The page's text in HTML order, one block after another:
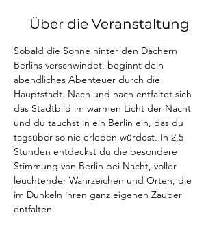
Über die Veranstaltung
Sobald die Sonne hinter den Dächern
Berlins verschwindet, beginnt dein
abendliches Abenteuer durch die
Hauptstadt. Nach und nach entfaltet sich
das Stadtbild im warmen Licht der Nacht
und du tauchst in ein Berlin ein, das du
tagsüber so nie erleben würdest. In 2,5
Stunden entdeckst du die besondere
Stimmung von Berlin bei Nacht, voller
leuchtender Wahrzeichen und Orten, die
im Dunkeln ihren ganz eigenen Zauber
entfalten.